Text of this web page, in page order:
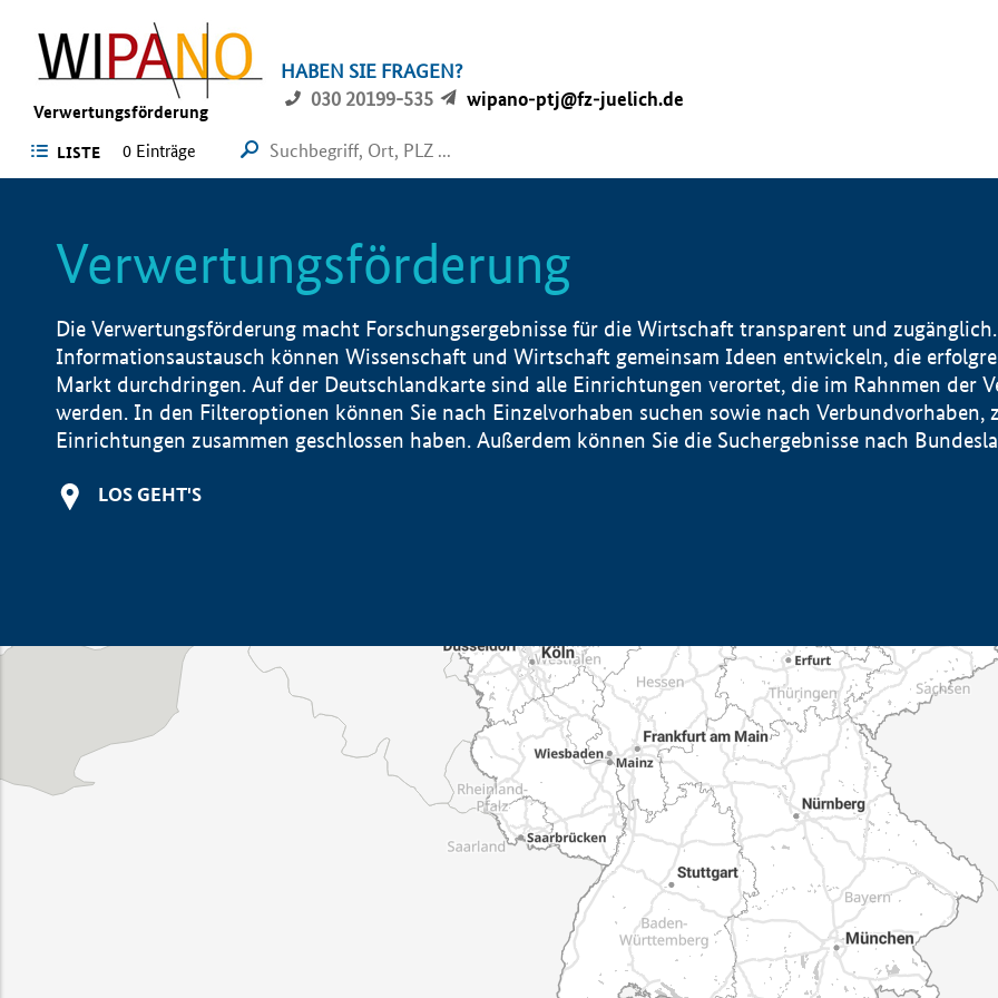
Verwertungsförderung
HABEN SIE FRAGEN?
030 20199-535
wipano-ptj@fz-juelich.de
LISTE 0 Einträge
Verwertungsförderung
Die Verwertungsförderung macht Forschungsergebnisse für die Wirtschaft transparent und
Informationsaustausch können Wissenschaft und Wirtschaft gemeinsam Ideen entwickeln, die
Markt durchdringen. Auf der Deutschlandkarte sind alle Einrichtungen verortet, die im Rahnmen der
werden. In den Filteroptionen können Sie nach Einzelvorhaben suchen sowie nach Verbundvorhaben,
Einrichtungen zusammen geschlossen haben. Außerdem können Sie die Suchergebnisse nach
LOS GEHT'S